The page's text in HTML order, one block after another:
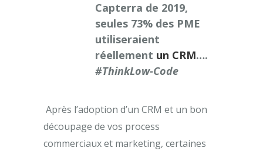
Capterra de 2019,
seules 73% des PME
utiliseraient
réellement un CRM….
#ThinkLow-Code
Après l’adoption d’un CRM et un bon
découpage de vos process
commerciaux et marketing, certaines